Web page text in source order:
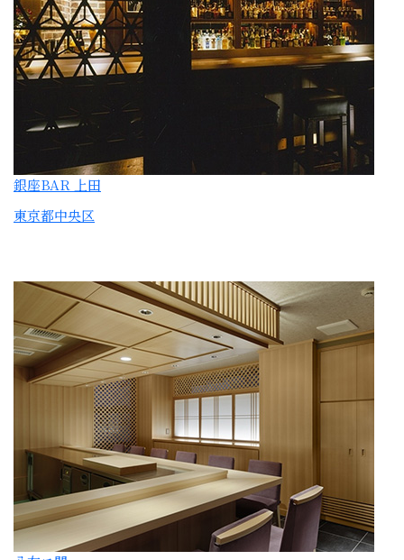
銀座BAR 上田
東京都中央区
東京都中央区